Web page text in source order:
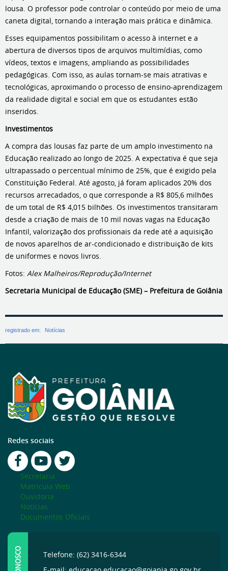
lousa. O professor pode controlar o conteúdo por meio de uma
caneta digital, tornando a interação mais prática e dinâmica.
Esses equipamentos possibilitam o acesso à internet e a
abertura de diversos tipos de arquivos multimídias, como
vídeos, textos e imagens, ampliando as possibilidades
pedagógicas. Com isso, as aulas tornam-se mais atrativas e
tecnológicas, aproximando o processo de ensino-aprendizagem
da realidade digital e social em que os estudantes estão
inseridos.
Investimentos
A compra das lousas faz parte de um amplo investimento na
Educação realizado ao longo de 2025. A expectativa é que seja
ultrapassado o percentual mínimo de 25%, que é exigido pela
Constituição Federal. Até agosto, já foram aplicados 20% dos
recursos arrecadados, o que corresponde a R$ 805,6 milhões
de um total de R$ 4,015 bilhões. Os investimentos transitaram
desde a criação de mais de 10 mil novas vagas na Educação
Infantil, valorização dos profissionais da rede até a aquisição
de novos aparelhos de ar-condicionado e distribuição de kits
de uniformes e novos livros.
Fotos: Alex Malheiros/Reprodução/Internet
Secretaria Municipal de Educação (SME) – Prefeitura de Goiânia
registrado em: Notícias
Redes sociais
Secretaria
Matrícula Web
Ouvidoria
Notícias
Documentos Oficiais
Telefone: (62) 3416-6344